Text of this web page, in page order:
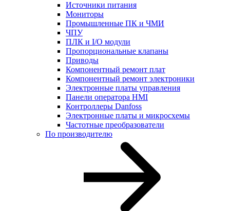
Источники питания
Мониторы
Промышленные ПК и ЧМИ
ЧПУ
ПЛК и I/O модули
Пропорциональные клапаны
Приводы
Компонентный ремонт плат
Компонентный ремонт электроники
Электронные платы управления
Панели оператора HMI
Контроллеры Danfoss
Электронные платы и микросхемы
Частотные преобразователи
По производителю